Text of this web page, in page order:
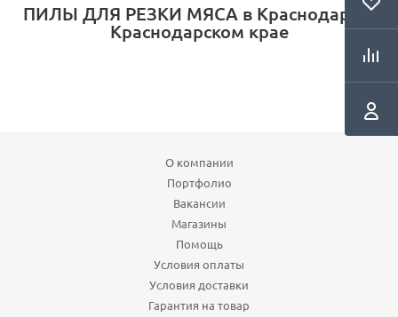
ПИЛЫ ДЛЯ РЕЗКИ МЯСА в Краснодаре и
Краснодарском крае
О компании
Портфолио
Вакансии
Магазины
Помощь
Условия оплаты
Условия доставки
Гарантия на товар